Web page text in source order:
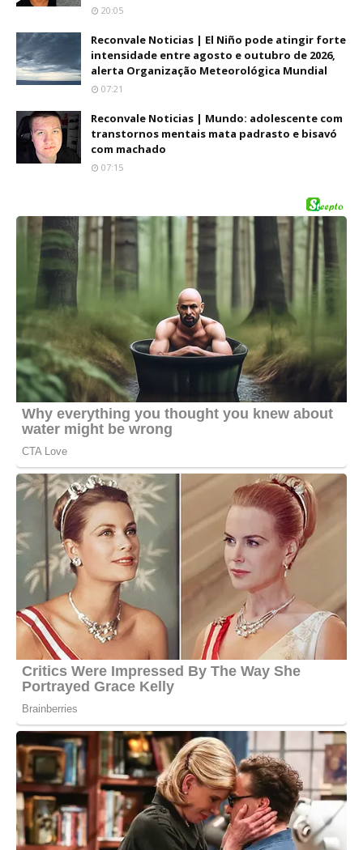
20:05
Reconvale Noticias | El Niño pode atingir forte
intensidade entre agosto e outubro de 2026,
alerta Organização Meteorológica Mundial
07:21
Reconvale Noticias | Mundo: adolescente com
transtornos mentais mata padrasto e bisavó
com machado
07:15